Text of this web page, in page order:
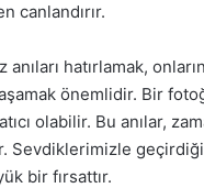
canlandırır.
hatırlamak,
önemlidir. Bir
olabilir. Bu anılar,
Sevdiklerimizle
bir fırsattır.